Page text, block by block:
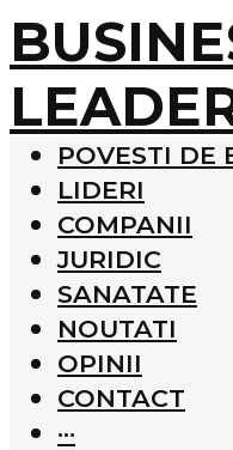
POVESTI DE
LIDERI
COMPANII
JURIDIC
SANATATE
NOUTATI
OPINII
CONTACT
···